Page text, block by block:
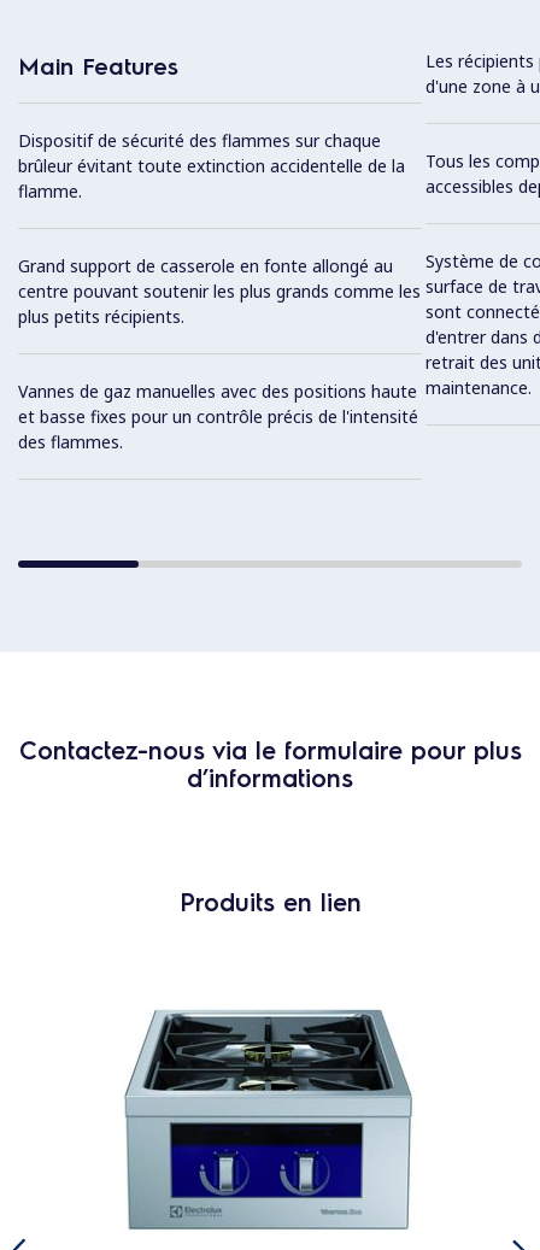
Main Features
Dispositif de sécurité des flammes sur chaque
brûleur évitant toute extinction accidentelle de la
flamme.
Grand support de casserole en fonte allongé au
centre pouvant soutenir les plus grands comme les
plus petits récipients.
Vannes de gaz manuelles avec des positions haute
et basse fixes pour un contrôle précis de l'intensité
des flammes.
Les
d'une zone à
Tous les
accessibles
Système de
surface de
sont
d'entrer dans
retrait des
maintenance.
Contactez-nous via le formulaire pour plus
d’informations
Produits en lien